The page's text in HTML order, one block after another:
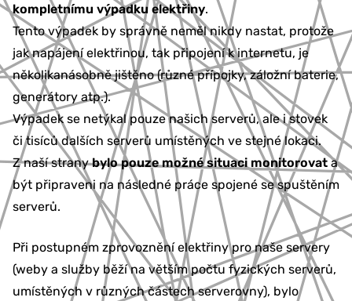
kompletnímu výpadku elektřiny.
Tento výpadek by správně neměl nikdy nastat, protože
jak napájení elektřinou, tak připojení k internetu, je
několikanásobně jištěno (různé přípojky, záložní baterie,
generátory atp.).
Výpadek se netýkal pouze našich serverů, ale i stovek
či tisíců dalších serverů umístěných ve stejné lokaci.
Z naší stranybylo pouze možné situaci monitorovata
být připraveni na následné práce spojené se spuštěním
serverů.
Při postupném zprovoznění elektřiny pro naše servery
(weby a služby běží na větším počtu fyzických serverů,
umístěných v různých částech serverovny), bylo